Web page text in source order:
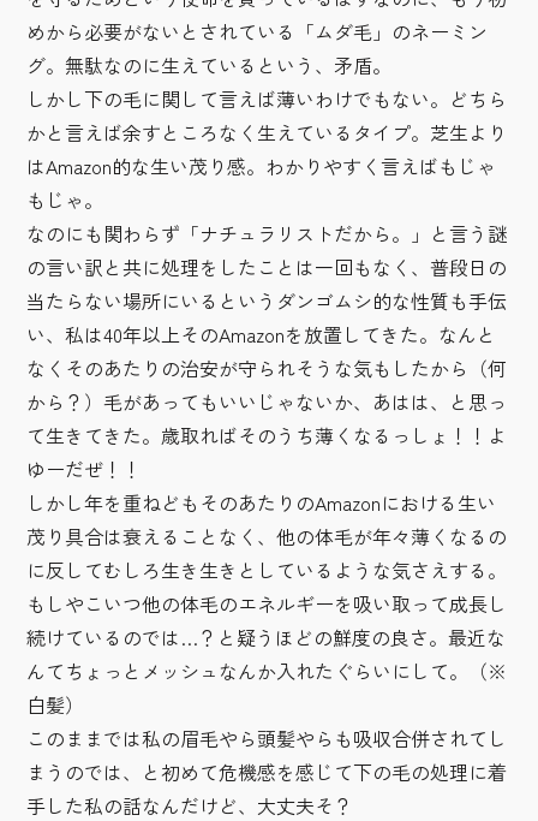
めから必要がないとされている「ムダ毛」のネーミン
グ。無駄なのに生えているという、矛盾。
しかし下の毛に関して言えば薄いわけでもない。どちら
かと言えば余すところなく生えているタイプ。芝生より
はAmazon的な生い茂り感。わかりやすく言えばもじゃ
もじゃ。
なのにも関わらず「ナチュラリストだから。」と言う謎
の言い訳と共に処理をしたことは一回もなく、普段日の
当たらない場所にいるというダンゴムシ的な性質も手伝
い、私は40年以上そのAmazonを放置してきた。なんと
なくそのあたりの治安が守られそうな気もしたから（何
から？）毛があってもいいじゃないか、あはは、と思っ
て生きてきた。歳取ればそのうち薄くなるっしょ！！よ
ゆーだぜ！！
しかし年を重ねどもそのあたりのAmazonにおける生い
茂り具合は衰えることなく、他の体毛が年々薄くなるの
に反してむしろ生き生きとしているような気さえする。
もしやこいつ他の体毛のエネルギーを吸い取って成長し
続けているのでは…？と疑うほどの鮮度の良さ。最近な
んてちょっとメッシュなんか入れたぐらいにして。（※
白髪）
このままでは私の眉毛やら頭髪やらも吸収合併されてし
まうのでは、と初めて危機感を感じて下の毛の処理に着
手した私の話なんだけど、大丈夫そ？